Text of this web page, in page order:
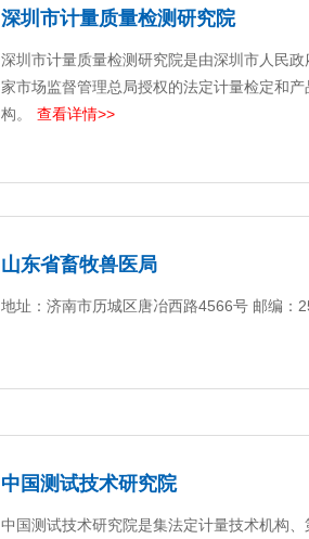
深圳市计量质量检测研究院
深圳市计量质量检测研究院是由深圳市人民
家市场监督管理总局授权的法定计量检定和
构。
查看详情>>
山东省畜牧兽医局
地址：济南市历城区唐冶西路4566号 邮编：
中国测试技术研究院
中国测试技术研究院是集法定计量技术机构